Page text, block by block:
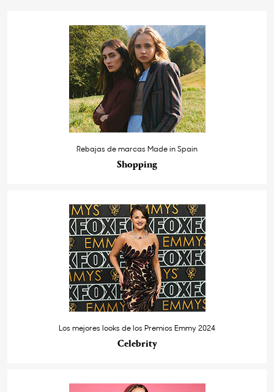
Rebajas de marcas Made in Spain
Shopping
Los mejores looks de los Premios Emmy 2024
Celebrity